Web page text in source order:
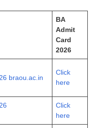
BA
Admit
Card
2026
braou.ac.in
Click
here
Click
here